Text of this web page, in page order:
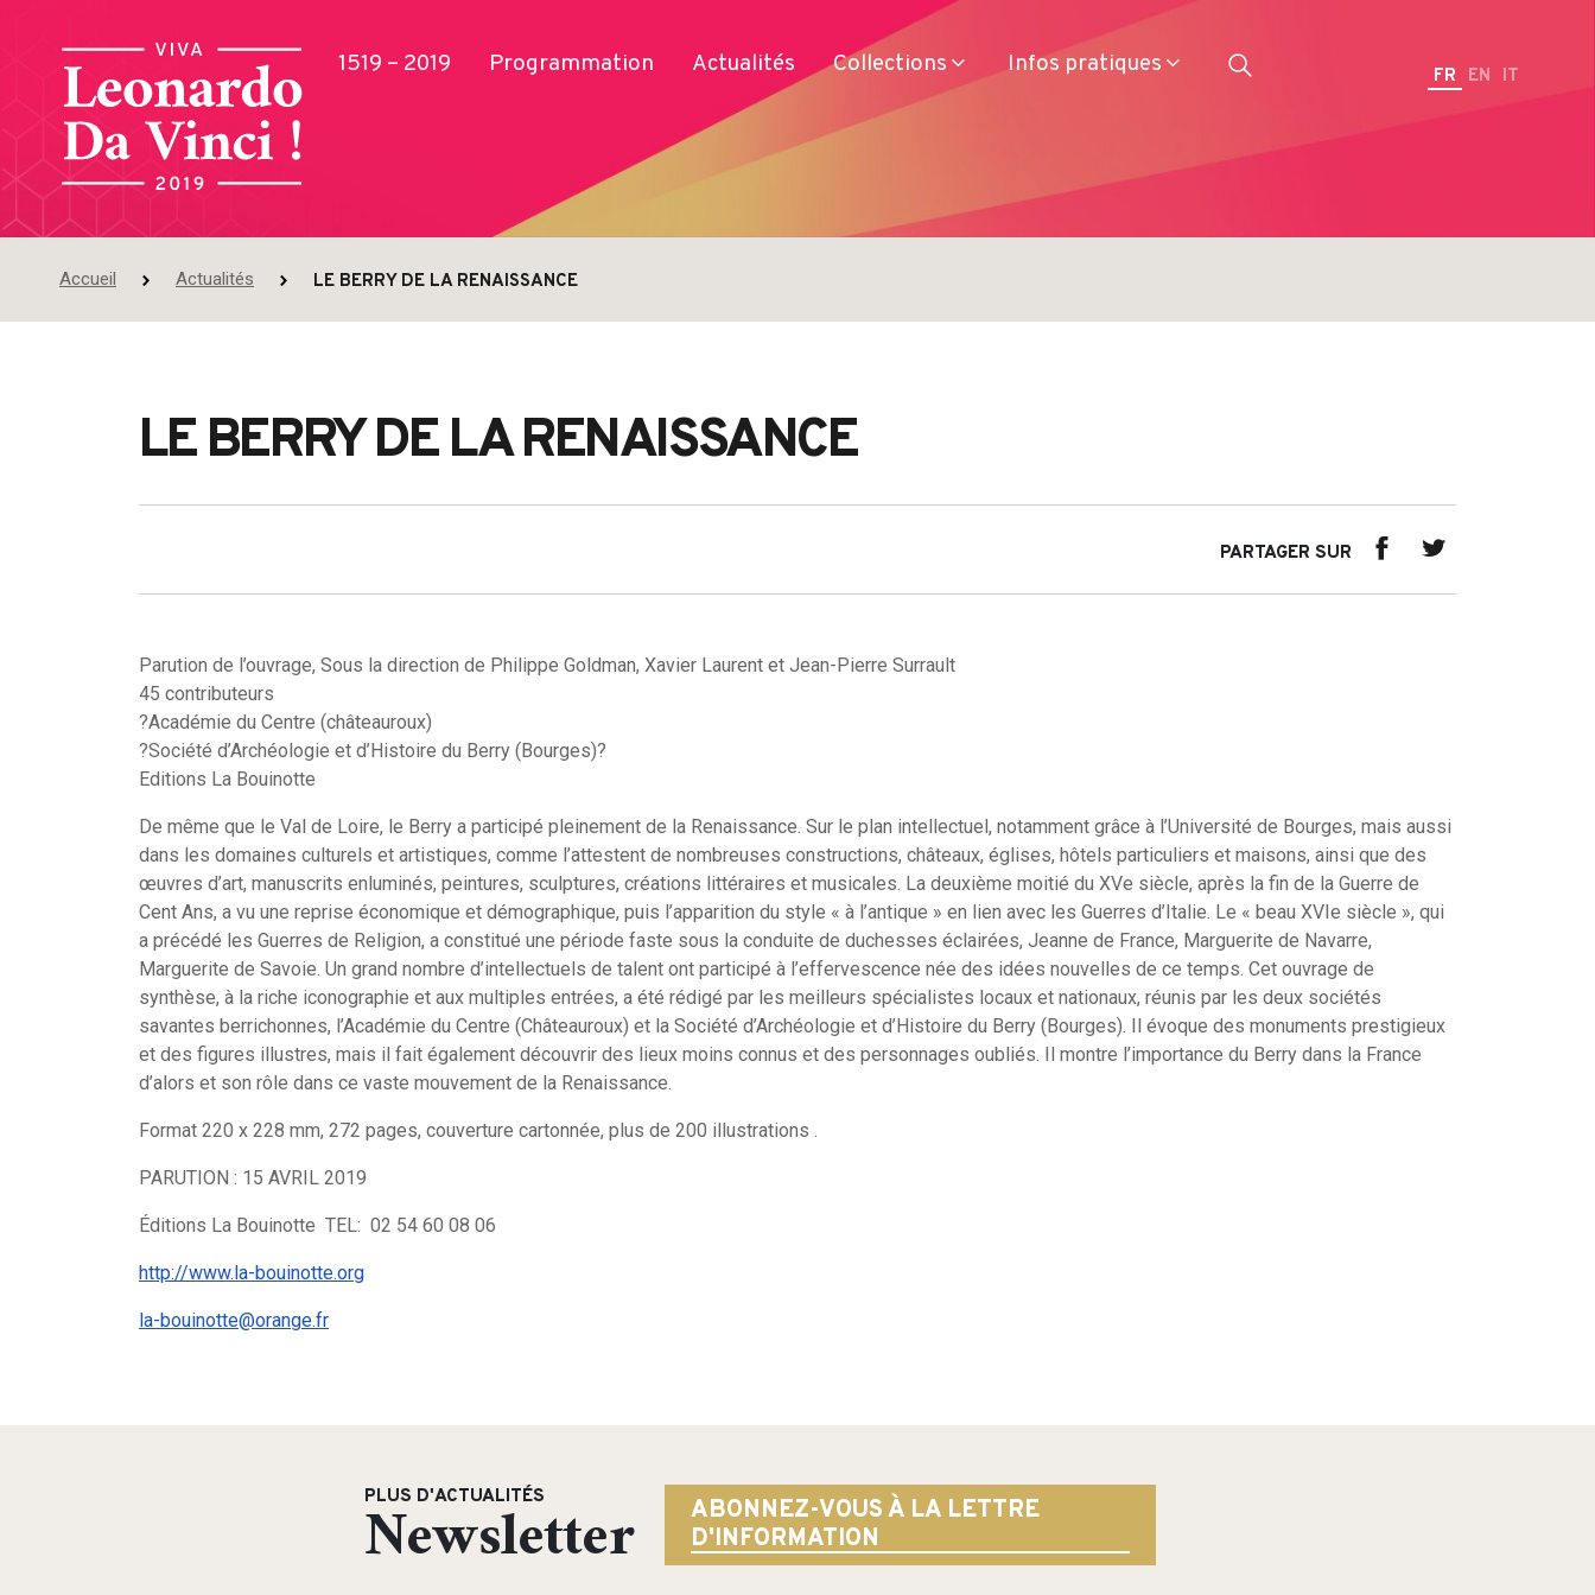
1519 – 2019 Programmation Actualités Collections Infos pratiques FR EN IT
Accueil Actualités LE BERRY DE LA RENAISSANCE
LE BERRY DE LA RENAISSANCE
PARTAGER SUR
Parution de l’ouvrage, Sous la direction de Philippe Goldman, Xavier Laurent et Jean-Pierre Surrault
45 contributeurs
?Académie du Centre (châteauroux)
?Société d’Archéologie et d’Histoire du Berry (Bourges)?
Editions La Bouinotte
De même que le Val de Loire, le Berry a participé pleinement de la Renaissance. Sur le plan intellectuel, notamment grâce à l’Université de Bourges, mais aussi
dans les domaines culturels et artistiques, comme l’attestent de nombreuses constructions, châteaux, églises, hôtels particuliers et maisons, ainsi que des
œuvres d’art, manuscrits enluminés, peintures, sculptures, créations littéraires et musicales. La deuxième moitié du XVe siècle, après la fin de la Guerre de
Cent Ans, a vu une reprise économique et démographique, puis l’apparition du style « à l’antique » en lien avec les Guerres d’Italie. Le « beau XVIe siècle », qui
a précédé les Guerres de Religion, a constitué une période faste sous la conduite de duchesses éclairées, Jeanne de France, Marguerite de Navarre,
Marguerite de Savoie. Un grand nombre d’intellectuels de talent ont participé à l’effervescence née des idées nouvelles de ce temps. Cet ouvrage de
synthèse, à la riche iconographie et aux multiples entrées, a été rédigé par les meilleurs spécialistes locaux et nationaux, réunis par les deux sociétés
savantes berrichonnes, l’Académie du Centre (Châteauroux) et la Société d’Archéologie et d’Histoire du Berry (Bourges). Il évoque des monuments prestigieux
et des figures illustres, mais il fait également découvrir des lieux moins connus et des personnages oubliés. Il montre l’importance du Berry dans la France
d’alors et son rôle dans ce vaste mouvement de la Renaissance.
Format 220 x 228 mm, 272 pages, couverture cartonnée, plus de 200 illustrations .
PARUTION : 15 AVRIL 2019
Éditions La Bouinotte TEL: 02 54 60 08 06
http://www.la-bouinotte.org
la-bouinotte@orange.fr
PLUS D'ACTUALITÉS
Newsletter
ABONNEZ-VOUS À LA LETTRE
D'INFORMATION
Search
for: